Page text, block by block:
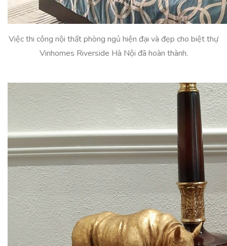
Việc thi công nội thất phòng ngủ hiện đại và đẹp cho biệt thự
Vinhomes Riverside Hà Nội đã hoàn thành.